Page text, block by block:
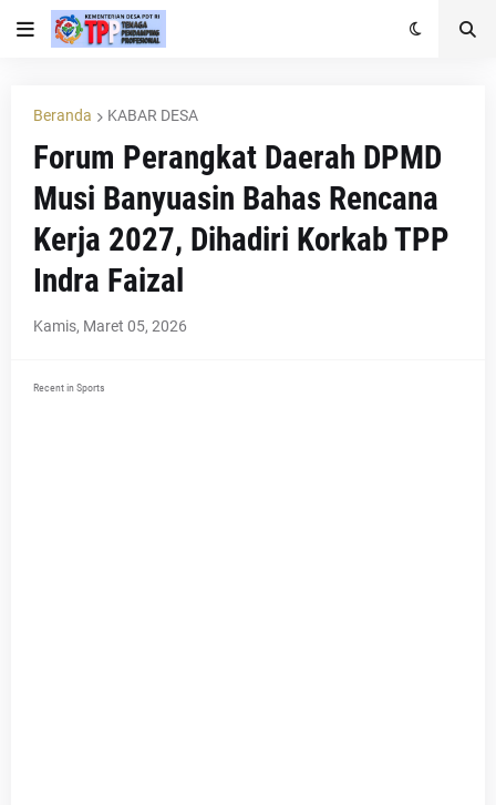
Beranda KABAR DESA
Forum Perangkat Daerah DPMD
Musi Banyuasin Bahas Rencana
Kerja 2027, Dihadiri Korkab TPP
Indra Faizal
Kamis, Maret 05, 2026
Recent in Sports